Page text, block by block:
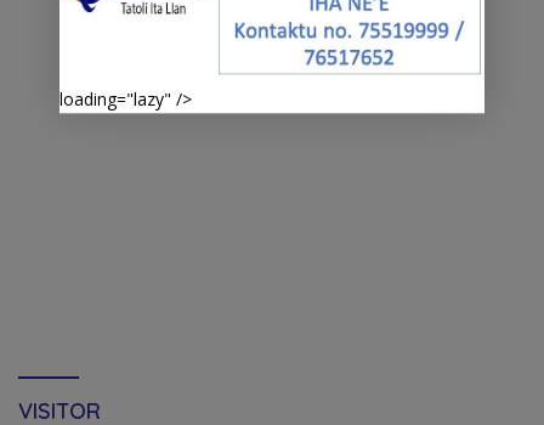
VISITOR
loading="lazy" />